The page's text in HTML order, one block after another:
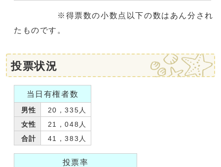
※得票数の小数点以下の数はあん分され
たものです。
投票状況
当日有権者数
男性
20，335人
女性
21，048人
合計
41，383人
投票率